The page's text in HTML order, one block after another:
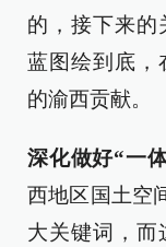
的，接下来的
蓝图绘到底，
的渝西贡献。
深化做好“一
西地区国土空
大关键词，而